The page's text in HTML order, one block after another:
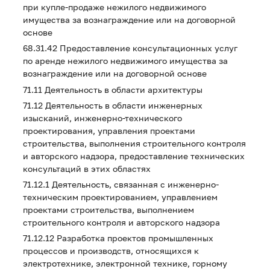
при купле-продаже нежилого недвижимого
имущества за вознаграждение или на договорной
основе
68.31.42 Предоставление консультационных услуг
по аренде нежилого недвижимого имущества за
вознаграждение или на договорной основе
71.11 Деятельность в области архитектуры
71.12 Деятельность в области инженерных
изысканий, инженерно-технического
проектирования, управления проектами
строительства, выполнения строительного контроля
и авторского надзора, предоставление технических
консультаций в этих областях
71.12.1 Деятельность, связанная с инженерно-
техническим проектированием, управлением
проектами строительства, выполнением
строительного контроля и авторского надзора
71.12.12 Разработка проектов промышленных
процессов и производств, относящихся к
электротехнике, электронной технике, горному